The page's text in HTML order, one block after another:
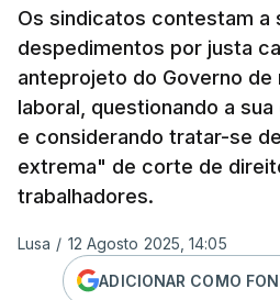
Os sindicatos contestam a
despedimentos por justa
anteprojeto do Governo de
laboral, questionando a
e considerando tratar-se
extrema" de corte de
trabalhadores.
Lusa / 12 Agosto 2025, 14:05
ADICIONAR COMO